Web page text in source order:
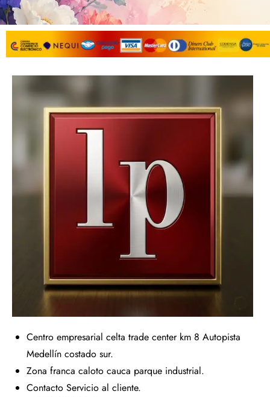
Centro empresarial celta trade center km 8 Autopista
Medellín costado sur.
Zona franca caloto cauca parque industrial.
Contacto Servicio al cliente.